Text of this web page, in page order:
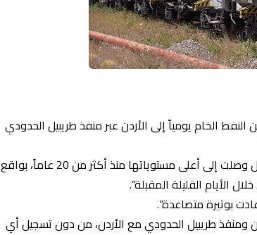
المحلية، اليوم الثلاثاء، عن تصدير العراق أكثر من 10 آلاف برميل من النفط الخام يومياً إلى الأردن عبر منفذ طريبيل الحدودي
وقال المصدر في تصريح لوكالة /المعلومة/، إن “عمليات تصدير النفط الخام إلى الأردن عبر منفذ طريبيل وصلت إلى أعلى مستوياتها منذ أكثر من 20 عاماً، بواقع
بوتيرة متصاعدة”.
ومنفذ طريبيل الحدودي مع الأردن، من دون تسجيل أي